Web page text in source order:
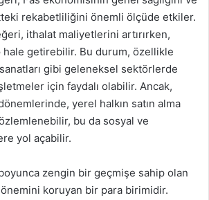
rekabetliliğini önemli ölçüde etkiler.
ithalat maliyetlerini artırırken,
hale getirebilir. Bu durum, özellikle
gibi geleneksel sektörlerde
için faydalı olabilir. Ancak,
yerel halkın satın alma
bu da sosyal ve
yol açabilir.
zengin bir geçmişe sahip olan
koruyan bir para birimidir.